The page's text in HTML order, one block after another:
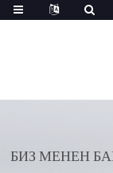
БИЗ МЕНЕН